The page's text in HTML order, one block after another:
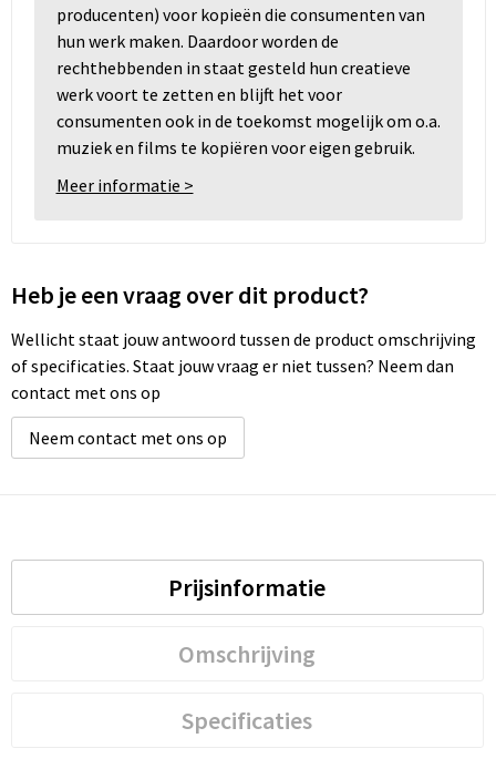
producenten) voor kopieën die consumenten van
hun werk maken. Daardoor worden de
rechthebbenden in staat gesteld hun creatieve
werk voort te zetten en blijft het voor
consumenten ook in de toekomst mogelijk om o.a.
muziek en films te kopiëren voor eigen gebruik.
Meer informatie >
Heb je een vraag over dit product?
Wellicht staat jouw antwoord tussen de product omschrijving
of specificaties. Staat jouw vraag er niet tussen? Neem dan
contact met ons op
Neem contact met ons op
Prijsinformatie
Omschrijving
Specificaties